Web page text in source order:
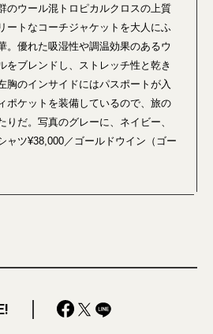
のウール混トロピカルクロスの上質
ートなコーチジャケットを大人にふ
。優れた吸湿性や調温効果のあるウ
をブレンドし、ストレッチ性と乾き
胸のインサイドにはパスポートが入
ポケットを装備しているので、旅の
りだ。写真のグレーに、ネイビー、
ャツ¥38,000／ゴールドウイン（ゴー